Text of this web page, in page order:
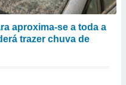
aproxima-se a toda a
trazer chuva de